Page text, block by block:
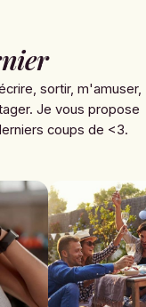
sortir, m'amuser,
Je vous propose
coups de <3.